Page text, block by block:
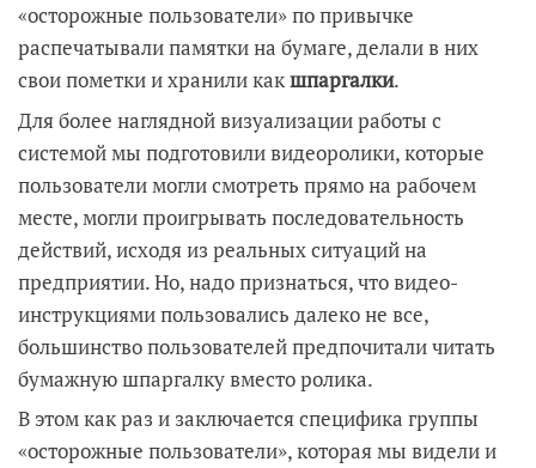
«осторожные пользователи» по привычке
распечатывали памятки на бумаге, делали в них
свои пометки и хранили какшпаргалки.
Для более наглядной визуализации работы с
системой мы подготовили видеоролики, которые
пользователи могли смотреть прямо на рабочем
месте, могли проигрывать последовательность
действий, исходя из реальных ситуаций на
предприятии. Но, надо признаться, что видео-
инструкциями пользовались далеко не все,
большинство пользователей предпочитали читать
бумажную шпаргалку вместо ролика.
В этом как раз и заключается специфика группы
«осторожные пользователи», которая мы видели и